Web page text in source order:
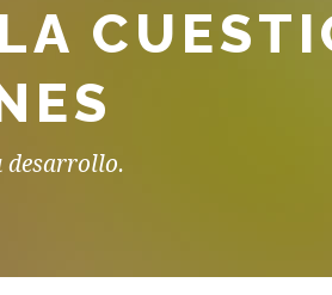
desarrollo.